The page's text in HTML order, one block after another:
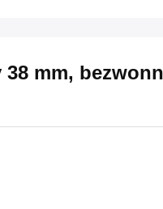
mm,